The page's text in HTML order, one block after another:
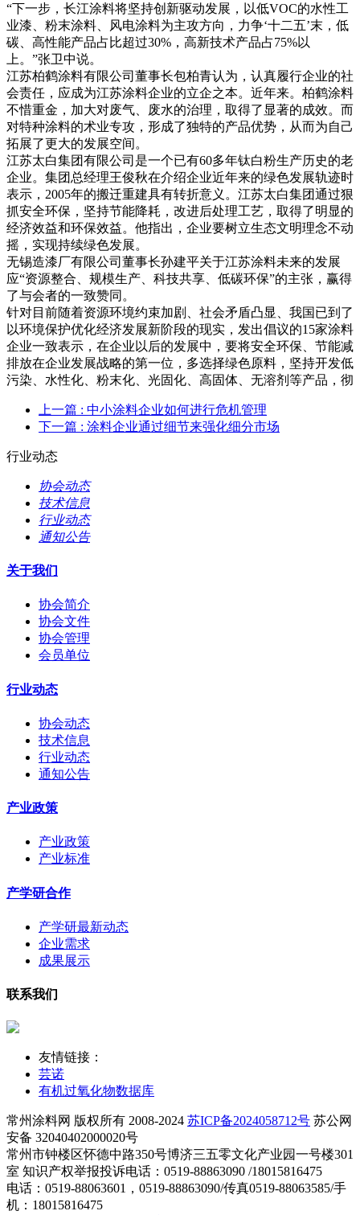
“下一步，长江涂料将坚持创新驱动发展，以低VOC的水性工
业漆、粉末涂料、风电涂料为主攻方向，力争‘十二五’末，低
碳、高性能产品占比超过30%，高新技术产品占75%以
上。”张卫中说。
江苏柏鹤涂料有限公司董事长包柏青认为，认真履行企业的社
会责任，应成为江苏涂料企业的立企之本。近年来。柏鹤涂料
不惜重金，加大对废气、废水的治理，取得了显著的成效。而
对特种涂料的术业专攻，形成了独特的产品优势，从而为自己
拓展了更大的发展空间。
江苏太白集团有限公司是一个已有60多年钛白粉生产历史的老
企业。集团总经理王俊秋在介绍企业近年来的绿色发展轨迹时
表示，2005年的搬迁重建具有转折意义。江苏太白集团通过狠
抓安全环保，坚持节能降耗，改进后处理工艺，取得了明显的
经济效益和环保效益。他指出，企业要树立生态文明理念不动
摇，实现持续绿色发展。
无锡造漆厂有限公司董事长孙建平关于江苏涂料未来的发展
应“资源整合、规模生产、科技共享、低碳环保”的主张，赢得
了与会者的一致赞同。
针对目前随着资源环境约束加剧、社会矛盾凸显、我国已到了
以环境保护优化经济发展新阶段的现实，发出倡议的15家涂料
企业一致表示，在企业以后的发展中，要将安全环保、节能减
排放在企业发展战略的第一位，多选择绿色原料，坚持开发低
污染、水性化、粉末化、光固化、高固体、无溶剂等产品，彻
上一篇 : 中小涂料企业如何进行危机管理
下一篇 : 涂料企业通过细节来强化细分市场
行业动态
协会动态
技术信息
行业动态
通知公告
关于我们
协会简介
协会文件
协会管理
会员单位
行业动态
协会动态
技术信息
行业动态
通知公告
产业政策
产业政策
产业标准
产学研合作
产学研最新动态
企业需求
成果展示
联系我们
友情链接：
芸诺
有机过氧化物数据库
常州涂料网 版权所有 2008-2024 苏ICP备2024058712号 苏公网
安备 32040402000020号
常州市钟楼区怀德中路350号博济三五零文化产业园一号楼301
室 知识产权举报投诉电话：0519-88863090 /18015816475
电话：0519-88063601，0519-88863090/传真0519-88063585/手
机：18015816475